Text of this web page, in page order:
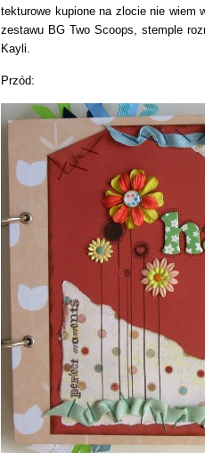
tekturowe kupione na zlocie nie
zestawu BG Two Scoops, stemple
Kayli.
Przód: